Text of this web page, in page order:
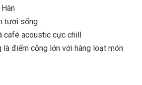
tươi sống
café acoustic cực chill
điểm cộng lớn với hàng loạt món